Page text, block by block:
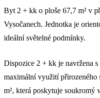
Byt 2 + kk o ploše 67,7 m² v
Vysočanech. Jednotka je
ideální světelné podmínky.
Dispozice 2 + kk je navržena
maximální využití přirozeného
m², která poskytuje soukromý